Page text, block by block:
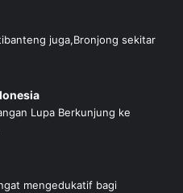
juga,Bronjong sekitar
Lupa Berkunjung ke
mengedukatif bagi